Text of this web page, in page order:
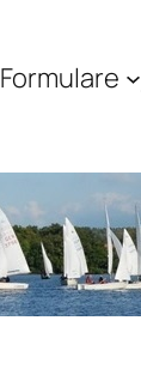
Formulare